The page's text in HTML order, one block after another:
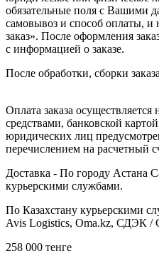
обязательные поля с Вашими
самовывоз и способ оплаты,
заказ». После оформления
с информацией о заказе.
После обработки, сборки
Оплата заказа
средствами, банковской
юридических лиц
перечислением на расчетный
Доставка - По городу Астана
курьерскими службами.
По Казахстану курьерскими
Avis Logistics, Oma.kz, СДЭК /
258 000 тенге